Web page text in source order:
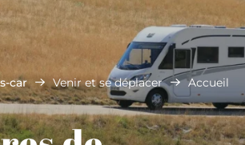
Accueil
Venir et se déplacer
car